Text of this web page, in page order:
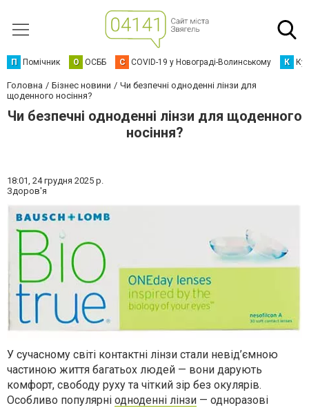
П Помічник О ОСББ C COVID-19 у Новограді-Волинському К
Головна Бізнес новини
Чи безпечні одноденні лінзи для
щоденного носіння?
Чи безпечні одноденні лінзи для щоденного
носіння?
18:01, 24 грудня 2025 р.
Здоров'я
У сучасному світі контактні лінзи стали невід’ємною
частиною життя багатьох людей — вони дарують
комфорт, свободу руху та чіткий зір без окулярів.
Особливо популярні одноденні лінзи — одноразові